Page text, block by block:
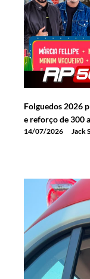
Folguedos 2026
e reforço de 300
14/07/2026 Jack